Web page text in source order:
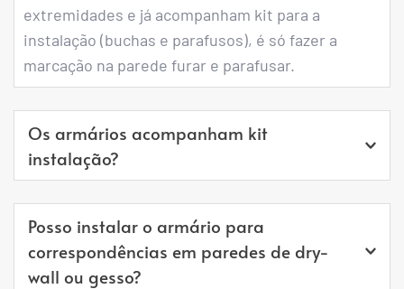
extremidades e já acompanham kit para a
instalação (buchas e parafusos), é só fazer a
marcação na parede furar e parafusar.
Os armários acompanham kit
instalação?
Os armários para correspondência acompanham
o kit instalação completo (Buchas e Parafusos).
Posso instalar o armário para
correspondências em paredes de dry-
wall ou gesso?